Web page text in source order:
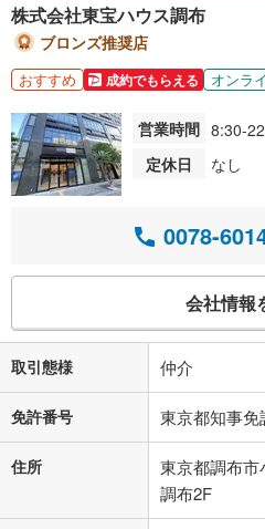
株式会社東宝ハウス調布
ブロンズ推奨店
おすすめ 成約でもらえる オンラ
営業時間 8:30-
定休日
なし
0078-
会社情報
取引態様 仲介
免許番号 東京都知事免
住所
東京都調布市
調布2F